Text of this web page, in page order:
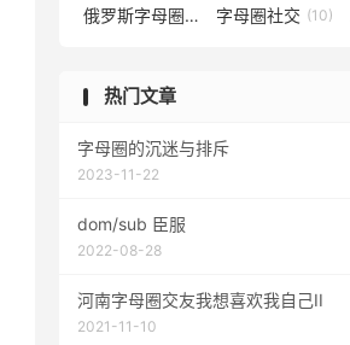
俄罗斯字母圈(4) 字母圈社交 (10)
热门文章
字母圈的沉迷与排斥
2023-11-22
dom/sub 臣服
2022-08-28
河南字母圈交友我想喜欢我自己II
2021-11-10